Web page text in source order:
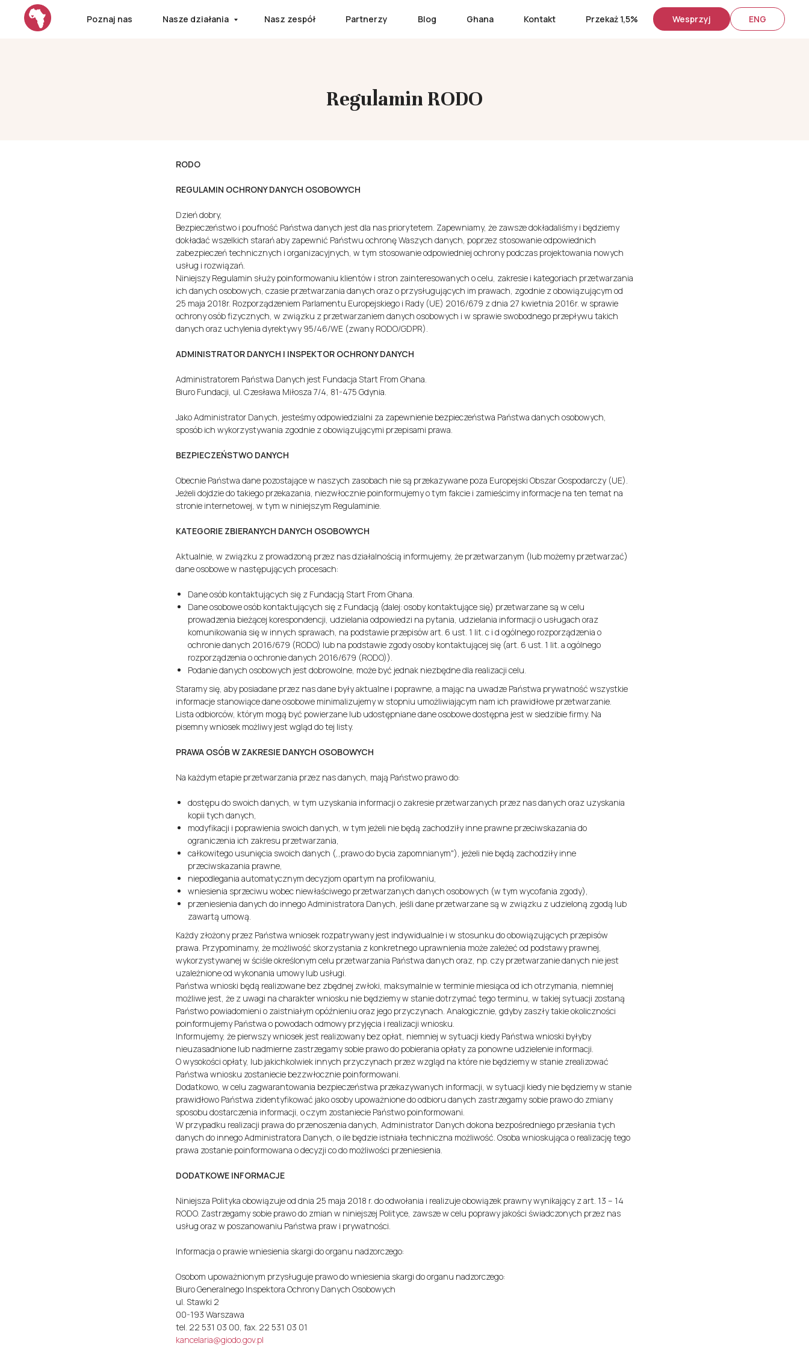
Poznaj nas Nasze działania Nasz zespół Partnerzy Blog Ghana Kontakt Przekaż 1,5% Wesprzyj ENG
Regulamin RODO
RODO
REGULAMIN OCHRONY DANYCH OSOBOWYCH
Dzień dobry,
Bezpieczeństwo i poufność Państwa danych jest dla nas priorytetem. Zapewniamy, że zawsze dokładaliśmy i będziemy
dokładać wszelkich starań aby zapewnić Państwu ochronę Waszych danych, poprzez stosowanie odpowiednich
zabezpieczeń technicznych i organizacyjnych, w tym stosowanie odpowiedniej ochrony podczas projektowania nowych
usług i rozwiązań.
Niniejszy Regulamin służy poinformowaniu klientów i stron zainteresowanych o celu, zakresie i kategoriach przetwarzania
ich danych osobowych, czasie przetwarzania danych oraz o przysługujących im prawach, zgodnie z obowiązującym od
25 maja 2018r. Rozporządzeniem Parlamentu Europejskiego i Rady (UE) 2016/679 z dnia 27 kwietnia 2016r. w sprawie
ochrony osób fizycznych, w związku z przetwarzaniem danych osobowych i w sprawie swobodnego przepływu takich
danych oraz uchylenia dyrektywy 95/46/WE (zwany RODO/GDPR).
ADMINISTRATOR DANYCH I INSPEKTOR OCHRONY DANYCH
Administratorem Państwa Danych jest Fundacja Start From Ghana.
Biuro Fundacji, ul. Czesława Miłosza 7/4, 81-475 Gdynia.
Jako Administrator Danych, jesteśmy odpowiedzialni za zapewnienie bezpieczeństwa Państwa danych osobowych,
sposób ich wykorzystywania zgodnie z obowiązującymi przepisami prawa.
BEZPIECZEŃSTWO DANYCH
Obecnie Państwa dane pozostające w naszych zasobach nie są przekazywane poza Europejski Obszar Gospodarczy (UE).
Jeżeli dojdzie do takiego przekazania, niezwłocznie poinformujemy o tym fakcie i zamieścimy informacje na ten temat na
stronie internetowej, w tym w niniejszym Regulaminie.
KATEGORIE ZBIERANYCH DANYCH OSOBOWYCH
Aktualnie, w związku z prowadzoną przez nas działalnością informujemy, że przetwarzanym (lub możemy przetwarzać)
dane osobowe w następujących procesach:
Dane osób kontaktujących się z Fundacją Start From Ghana.
Dane osobowe osób kontaktujących się z Fundacją (dalej: osoby kontaktujące się) przetwarzane są w celu
prowadzenia bieżącej korespondencji, udzielania odpowiedzi na pytania, udzielania informacji o usługach oraz
komunikowania się w innych sprawach, na podstawie przepisów art. 6 ust. 1 lit. c i d ogólnego rozporządzenia o
ochronie danych 2016/679 (RODO) lub na podstawie zgody osoby kontaktującej się (art. 6 ust. 1 lit. a ogólnego
rozporządzenia o ochronie danych 2016/679 (RODO)).
Podanie danych osobowych jest dobrowolne, może być jednak niezbędne dla realizacji celu.
Staramy się, aby posiadane przez nas dane były aktualne i poprawne, a mając na uwadze Państwa prywatność wszystkie
informacje stanowiące dane osobowe minimalizujemy w stopniu umożliwiającym nam ich prawidłowe przetwarzanie.
Lista odbiorców, którym mogą być powierzane lub udostępniane dane osobowe dostępna jest w siedzibie firmy. Na
pisemny wniosek możliwy jest wgląd do tej listy.
PRAWA OSÓB W ZAKRESIE DANYCH OSOBOWYCH
Na każdym etapie przetwarzania przez nas danych, mają Państwo prawo do:
dostępu do swoich danych, w tym uzyskania informacji o zakresie przetwarzanych przez nas danych oraz uzyskania
kopii tych danych,
modyfikacji i poprawienia swoich danych, w tym jeżeli nie będą zachodziły inne prawne przeciwskazania do
ograniczenia ich zakresu przetwarzania,
całkowitego usunięcia swoich danych (,,prawo do bycia zapomnianym"), jeżeli nie będą zachodziły inne
przeciwskazania prawne,
niepodlegania automatycznym decyzjom opartym na profilowaniu,
wniesienia sprzeciwu wobec niewłaściwego przetwarzanych danych osobowych (w tym wycofania zgody),
przeniesienia danych do innego Administratora Danych, jeśli dane przetwarzane są w związku z udzieloną zgodą lub
zawartą umową.
Każdy złożony przez Państwa wniosek rozpatrywany jest indywidualnie i w stosunku do obowiązujących przepisów
prawa. Przypominamy, że możliwość skorzystania z konkretnego uprawnienia może zależeć od podstawy prawnej,
wykorzystywanej w ściśle określonym celu przetwarzania Państwa danych oraz, np. czy przetwarzanie danych nie jest
uzależnione od wykonania umowy lub usługi.
Państwa wnioski będą realizowane bez zbędnej zwłoki, maksymalnie w terminie miesiąca od ich otrzymania, niemniej
możliwe jest, że z uwagi na charakter wniosku nie będziemy w stanie dotrzymać tego terminu, w takiej sytuacji zostaną
Państwo powiadomieni o zaistniałym opóźnieniu oraz jego przyczynach. Analogicznie, gdyby zaszły takie okoliczności
poinformujemy Państwa o powodach odmowy przyjęcia i realizacji wniosku.
Informujemy, że pierwszy wniosek jest realizowany bez opłat, niemniej w sytuacji kiedy Państwa wnioski byłyby
nieuzasadnione lub nadmierne zastrzegamy sobie prawo do pobierania opłaty za ponowne udzielenie informacji.
O wysokości opłaty, lub jakichkolwiek innych przyczynach przez wzgląd na które nie będziemy w stanie zrealizować
Państwa wniosku zostaniecie bezzwłocznie poinformowani.
Dodatkowo, w celu zagwarantowania bezpieczeństwa przekazywanych informacji, w sytuacji kiedy nie będziemy w stanie
prawidłowo Państwa zidentyfikować jako osoby upoważnione do odbioru danych zastrzegamy sobie prawo do zmiany
sposobu dostarczenia informacji, o czym zostaniecie Państwo poinformowani.
W przypadku realizacji prawa do przenoszenia danych, Administrator Danych dokona bezpośredniego przesłania tych
danych do innego Administratora Danych, o ile będzie istniała techniczna możliwość. Osoba wnioskująca o realizację tego
prawa zostanie poinformowana o decyzji co do możliwości przeniesienia.
DODATKOWE INFORMACJE
Niniejsza Polityka obowiązuje od dnia 25 maja 2018 r. do odwołania i realizuje obowiązek prawny wynikający z art. 13 – 14
RODO. Zastrzegamy sobie prawo do zmian w niniejszej Polityce, zawsze w celu poprawy jakości świadczonych przez nas
usług oraz w poszanowaniu Państwa praw i prywatności.
Informacja o prawie wniesienia skargi do organu nadzorczego:
Osobom upoważnionym przysługuje prawo do wniesienia skargi do organu nadzorczego:
Biuro Generalnego Inspektora Ochrony Danych Osobowych
ul. Stawki 2
00-193 Warszawa
tel. 22 531 03 00, fax. 22 531 03 01
kancelaria@giodo.gov.pl